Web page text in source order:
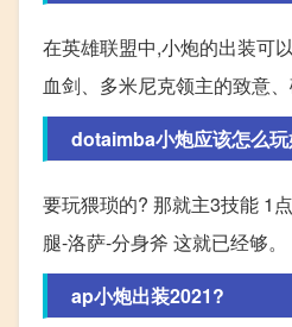
在英雄联盟中,小炮的出装可
血剑、多米尼克领主的致意、
dotaimba小炮应该怎么
要玩猥琐的? 那就主3技能 1
腿-洛萨-分身斧 这就已经够。
ap小炮出装2021?